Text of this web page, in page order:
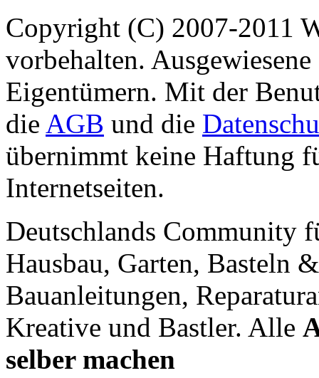
Copyright (C) 2007-2011
vorbehalten.
Eigentümern. Mit der
die AGB und die
übernimmt keine Haftung
Internetseiten.
Deutschlands Community
Hausbau, Garten, Basteln
Bauanleitungen,
Kreative und Bastler. Alle
selber machen